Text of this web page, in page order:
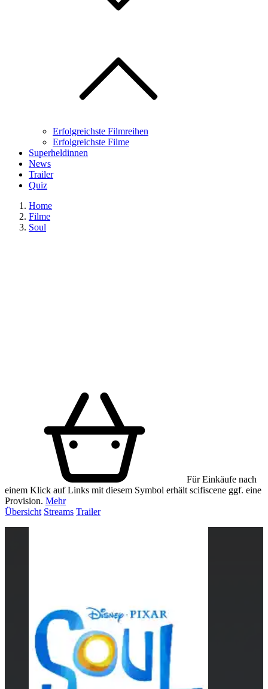
Erfolgreichste Filmreihen
Erfolgreichste Filme
Superheldinnen
News
Trailer
Quiz
Home
Filme
Soul
Für Einkäufe nach
einem Klick auf Links mit diesem Symbol erhält scifiscene ggf. eine
Provision. Mehr
Übersicht Streams Trailer